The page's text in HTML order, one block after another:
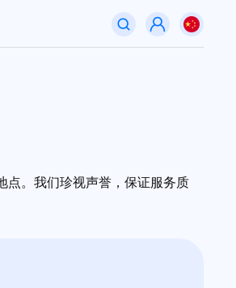
点。我们珍视声誉，保证服务质